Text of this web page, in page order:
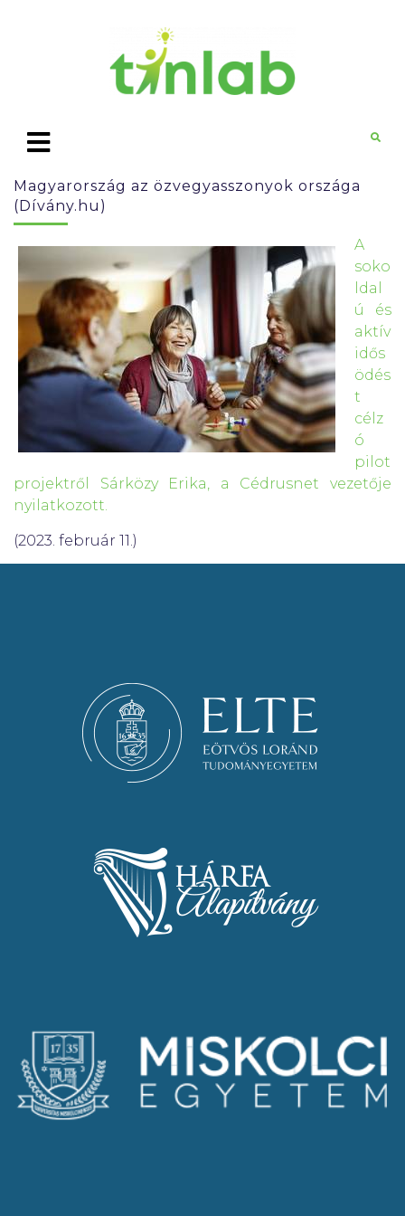
Magyarország az özvegyasszonyok országa
(Dívány.hu)
A
soko
ldal
ú és
aktív
idős
ödés
t
célz
ó
pilot
projektről Sárközy Erika, a Cédrusnet vezetője
nyilatkozott.
(2023. február 11.)